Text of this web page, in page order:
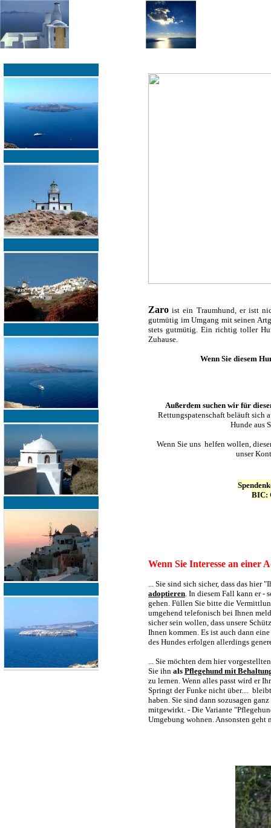
Zaro ist ein Traumhund, er istt
gutmütig im Umgang mit seinen
stets gutmütig. Ein richtig toller
Zuhause.
Wenn Sie diesem
Außerdem suchen wir für
Rettungspatenschaft beläuft sich
Hunde aus
Wenn Sie uns helfen wollen,
unser
BIC:
Wenn Sie Interesse an einer
... Sie sind sich sicher, dass das
adoptieren. In diesem Fall kann er -
gehen. Füllen Sie bitte die
umgehend telefonisch bei Ihnen
sicher sein wollen, dass unsere
Ihnen kommen. Es ist auch dann
des Hundes erfolgen allerdings
... Sie möchten dem hier
Sie ihn als Pflegehund mit
zu lernen. Wenn alles passt wird er
Springt der Funke nicht über....
haben. Sie sind dann sozusagen
mitgewirkt. - Die Variante
Umgebung wohnen. Ansonsten